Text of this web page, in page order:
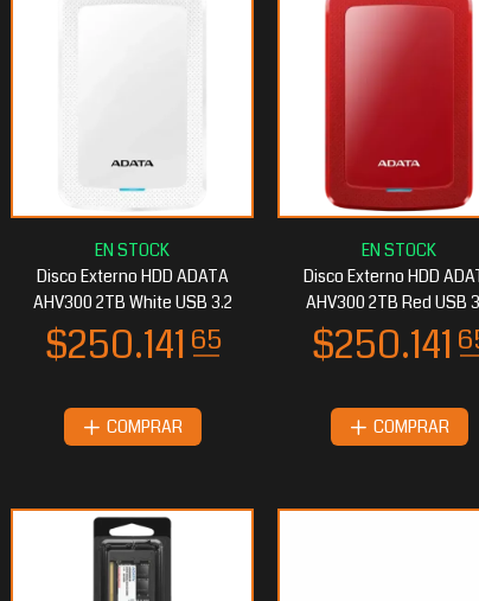
Disco Externo HDD ADATA
AHV300 2TB White USB 3.2
COMPRAR
Disco Externo HDD
AHV300 2TB Red USB
COMPRAR